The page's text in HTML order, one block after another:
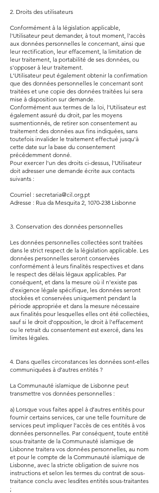
2. Droits des utilisateurs
Conformément à la législation applicable,
l'Utilisateur peut demander, à tout moment, l'accès
aux données personnelles le concernant, ainsi que
leur rectification, leur effacement, la limitation de
leur traitement, la portabilité de ses données, ou
s'opposer à leur traitement.
L'Utilisateur peut également obtenir la confirmation
que des données personnelles le concernant sont
traitées et une copie des données traitées lui sera
mise à disposition sur demande.
Conformément aux termes de la loi, l'Utilisateur est
également assuré du droit, par les moyens
susmentionnés, de retirer son consentement au
traitement des données aux fins indiquées, sans
toutefois invalider le traitement effectué jusqu'à
cette date sur la base du consentement
précédemment donné.
Pour exercer l'un des droits ci-dessus, l'Utilisateur
doit adresser une demande écrite aux contacts
suivants :
Courriel : secretaria@cil.org.pt
Adresse : Rua da Mesquita 2, 1070-238 Lisbonne
3. Conservation des données personnelles
Les données personnelles collectées sont traitées
dans le strict respect de la législation applicable. Les
données personnelles seront conservées
conformément à leurs finalités respectives et dans
le respect des délais légaux applicables. Par
conséquent, et dans la mesure où il n'existe pas
d'exigence légale spécifique, les données seront
stockées et conservées uniquement pendant la
période appropriée et dans la mesure nécessaire
aux finalités pour lesquelles elles ont été collectées,
sauf si le droit d'opposition, le droit à l'effacement
ou le retrait du consentement est exercé, dans les
limites légales.
4. Dans quelles circonstances les données sont-elles
communiquées à d’autres entités ?
La Communauté islamique de Lisbonne peut
transmettre vos données personnelles :
a) Lorsque vous faites appel à d’autres entités pour
fournir certains services, car une telle fourniture de
services peut impliquer l’accès de ces entités à vos
données personnelles. Par conséquent, toute entité
sous-traitante de la Communauté islamique de
Lisbonne traitera vos données personnelles, au nom
et pour le compte de la Communauté islamique de
Lisbonne, avec la stricte obligation de suivre nos
instructions et selon les termes du contrat de sous-
traitance conclu avec lesdites entités sous-traitantes
;